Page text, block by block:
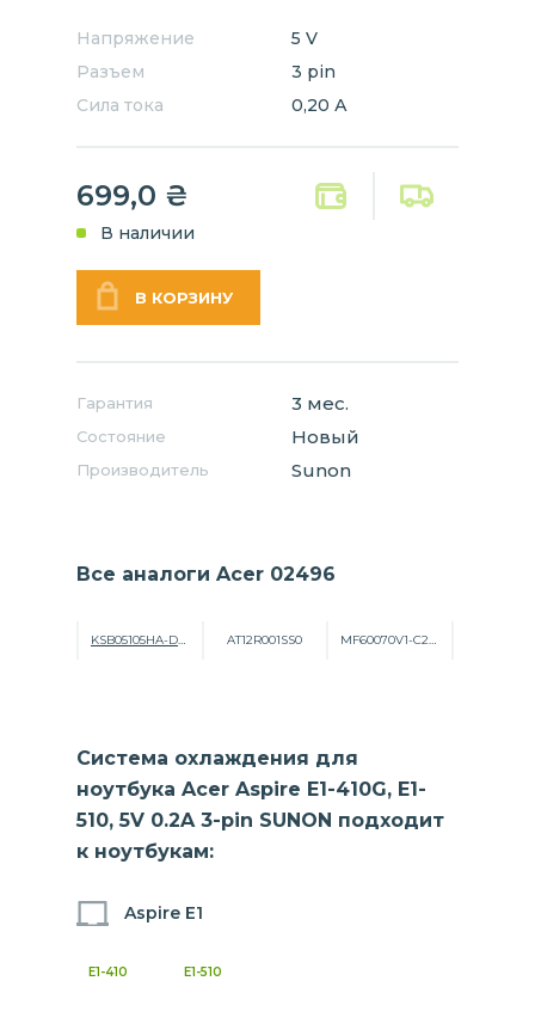
Напряжение
5 V
Разъем
3 pin
Сила тока
0,20 А
699,0 ₴
В наличии
Гарантия 3 мес.
Состояние Новый
Производитель Sunon
Все аналоги Acer 02496
KSB05105HA-DF34 AT12R001SS0 MF60070V1-C250-G99
Система охлаждения для
ноутбука Acer Aspire E1-410G, E1-
510, 5V 0.2A 3-pin SUNON подходит
к ноутбукам:
Aspire E1
E1-410 E1-510